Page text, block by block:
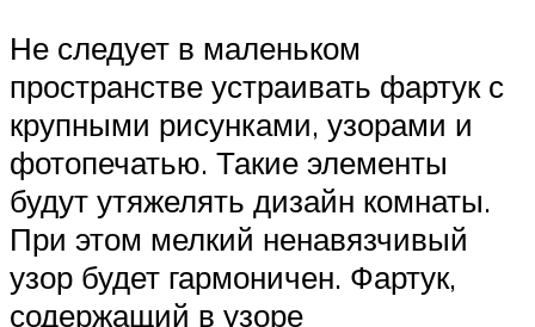
Не следует в маленьком
пространстве устраивать фартук с
крупными рисунками, узорами и
фотопечатью. Такие элементы
будут утяжелять дизайн комнаты.
При этом мелкий ненавязчивый
узор будет гармоничен. Фартук,
содержащий в узоре